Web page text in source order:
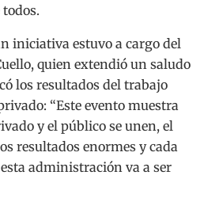
iniciativa estuvo a cargo del
quien extendió un saludo
los resultados del trabajo
“Este evento muestra
y el público se unen, el
resultados enormes y cada
administración va a ser